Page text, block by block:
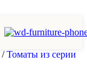
/ Томаты из серии